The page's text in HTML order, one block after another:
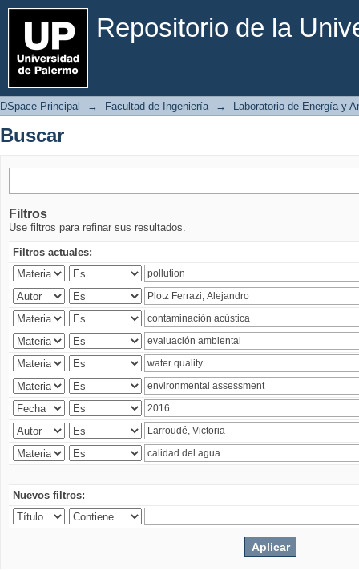
Repositorio de la
Buscar
DSpace Principal → Facultad de Ingeniería → Laboratorio de Energía y
Buscar
Filtros
Use filtros para refinar sus resultados.
Filtros actuales:
Nuevos filtros: